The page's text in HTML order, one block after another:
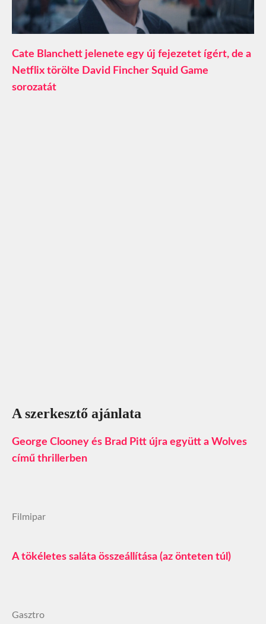
Cate Blanchett jelenete egy új fejezetet ígért, de a
Netflix törölte David Fincher Squid Game
sorozatát
A szerkesztő ajánlata
George Clooney és Brad Pitt újra együtt a Wolves
című thrillerben
Filmipar
A tökéletes saláta összeállítása (az önteten túl)
Gasztro